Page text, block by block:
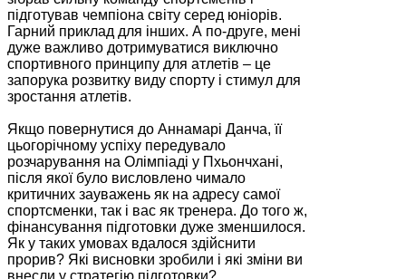
підготував чемпіона світу серед юніорів.
Гарний приклад для інших. А по-друге, мені
дуже важливо дотримуватися виключно
спортивного принципу для атлетів – це
запорука розвитку виду спорту і стимул для
зростання атлетів.
Якщо повернутися до Аннамарі Данча, її
цьогорічному успіху передувало
розчарування на Олімпіаді у Пхьончхані,
після якої було висловлено чимало
критичних зауважень як на адресу самої
спортсменки, так і вас як тренера. До того ж,
фінансування підготовки дуже зменшилося.
Як у таких умовах вдалося здійснити
прорив? Які висновки зробили і які зміни ви
внесли у стратегію підготовки?